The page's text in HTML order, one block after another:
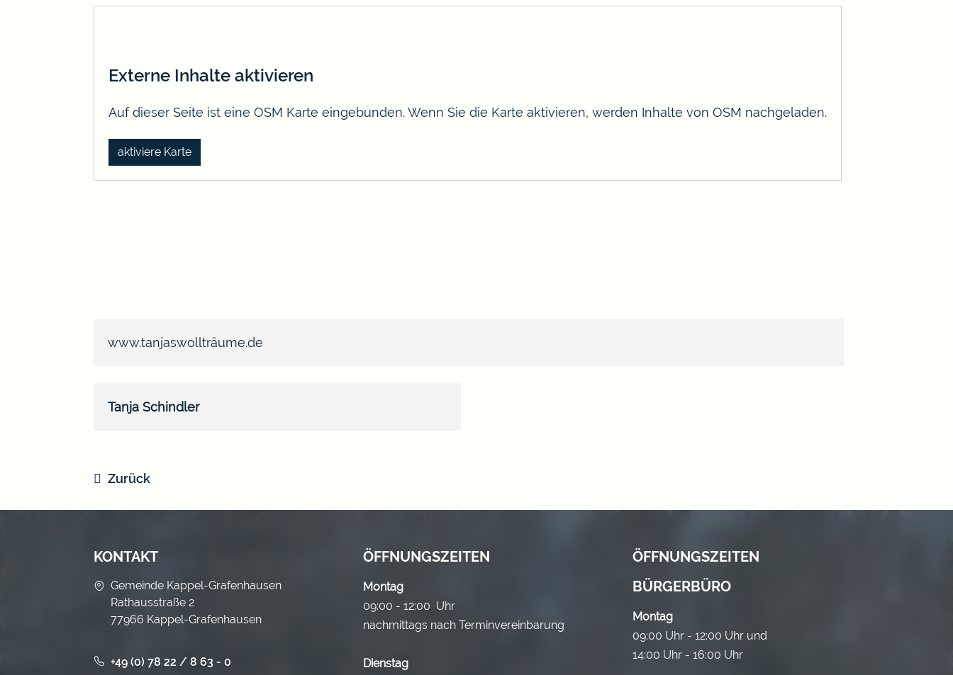
www.tanjaswollträume.de
Tanja Schindler
Externe Inhalte aktivieren
Auf dieser Seite ist eine OSM Karte eingebunden. Wenn Sie die Karte aktivieren, werden Inhalte von OSM nachgeladen.
aktiviere Karte
Zurück
KONTAKT
Gemeinde Kappel-Grafenhausen
Rathausstraße 2
77966 Kappel-Grafenhausen
+49 (0) 78 22 / 8 63 - 0
ÖFFNUNGSZEITEN
Montag
09:00 - 12:00 Uhr
nachmittags nach Terminvereinbarung
Dienstag
ÖFFNUNGSZEITEN
BÜRGERBÜRO
Montag
09:00 Uhr - 12:00 Uhr und
14:00 Uhr - 16:00 Uhr